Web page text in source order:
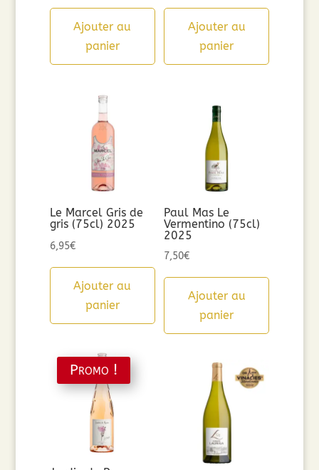
Ajouter au
panier
Ajouter au
panier
Le Marcel Gris de
gris (75cl) 2025
6,95€
Ajouter au
panier
Paul Mas Le
Vermentino (75cl)
2025
7,50€
Ajouter au
panier
Promo !